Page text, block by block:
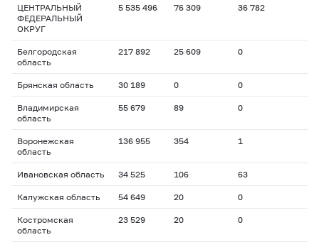
ЦЕНТРАЛЬНЫЙ
ФЕДЕРАЛЬНЫЙ
ОКРУГ
5 535 496 76 309 36 782
Белгородская
область
217 892 25 609 0
Брянская область 30 189 0 0
Владимирская
область
55 679 89 0
Воронежская
область
136 955 354 1
Ивановская область 34 525 106 63
Калужская область 54 649 20 0
Костромская
область
23 529 20 0